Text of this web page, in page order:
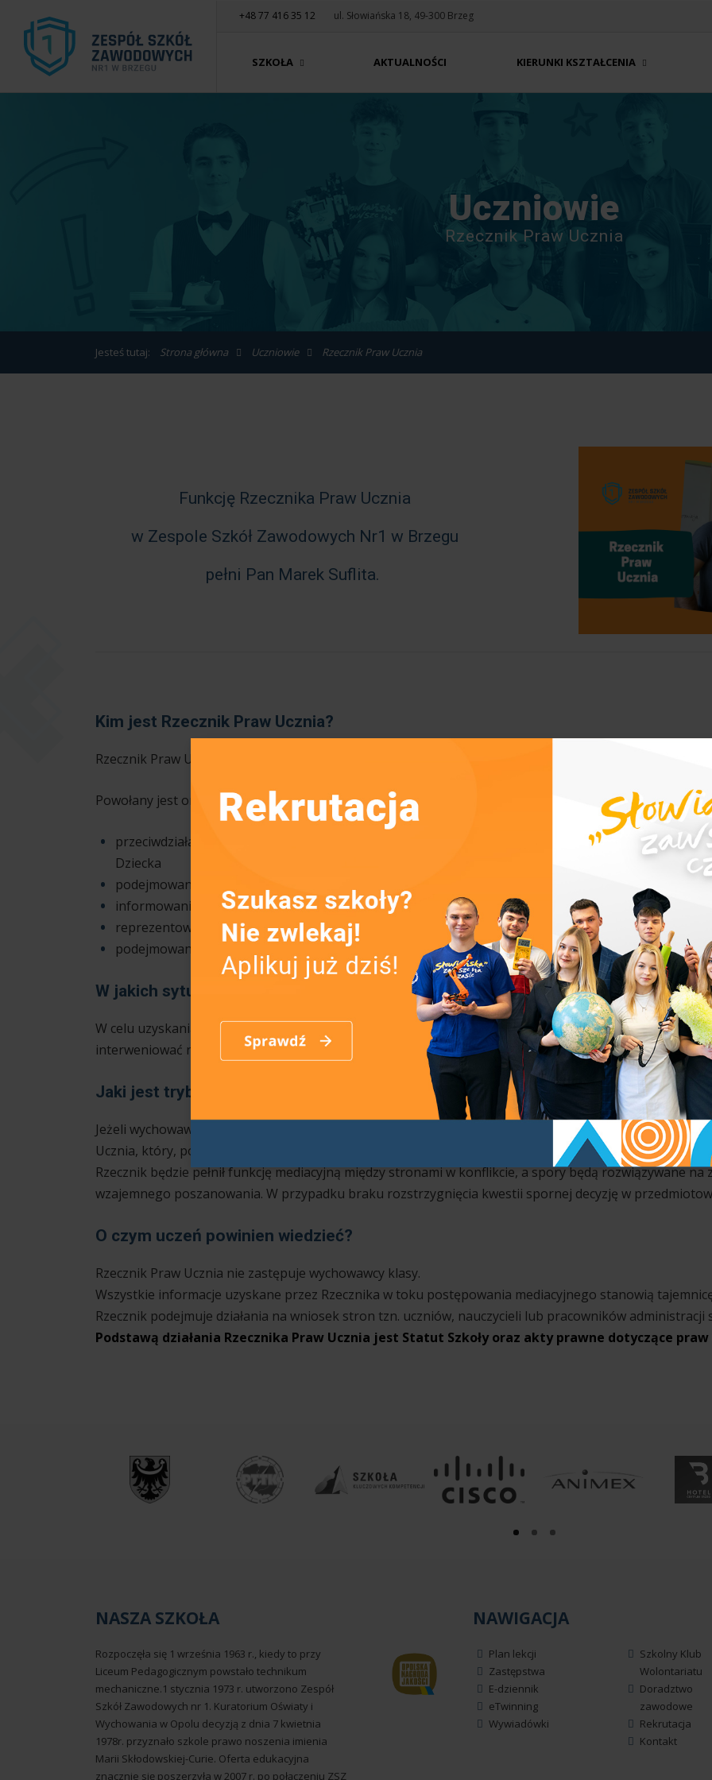
+48 77 416 35 12 ul. Słowiańska 18, 49-300 Brzeg
SZKOŁA AKTUALNOŚCI KIERUNKI KSZTAŁCENIA
Uczniowie
Rzecznik Praw Ucznia
Jesteś tutaj: Strona główna Uczniowie Rzecznik Praw Ucznia
Funkcję Rzecznika Praw Ucznia
w Zespole Szkół Zawodowych Nr1 w Brzegu
pełni Pan Marek Suflita.
Kim jest Rzecznik Praw Ucznia?
Rzecznik Praw Ucznia to nauczyciel obdarzony zaufaniem i wybrany przez społeczność uczniowską w
Powołany jest on do:
przeciwdziałania łamaniu praw ucznia określonych w Statucie Szkoły oraz praw dziecka zawartych
Dziecka
podejmowania działań na rzecz zapewnienia uczniom warunków do harmonijnego rozwoju oraz
informowania uczniów o przysługujących im prawach i sposobie ich dochodzenia
reprezentowania interesów uczniów przed Radą Pedagogiczną oraz Dyrekcją szkoły
podejmowania interwencji w razie naruszenia podstawowych praw ucznia oraz rozwiązywania
W jakich sytuacjach należy zwrócić się do Rzecznika Praw Ucznia?
W celu uzyskania porady bądź wyjaśnienia, a także z prośbą o pomoc w prawach problematycznych,
interweniować nie tylko w przypadku indywidualnego ucznia, ale także całego zespołu – grupy uczniów,
Jaki jest tryb postępowania w sytuacjach problemowych?
Jeżeli wychowawca klasy nie interweniuje w zgłoszonej sprawie lub jego starania nie są skuteczne,
Ucznia, który, po dokładnym zapoznaniu się z problemem i opiniami zainteresowanych stron, będzie
Rzecznik będzie pełnił funkcję mediacyjną między stronami w konflikcie, a spory będą rozwiązywane
wzajemnego poszanowania. W przypadku braku rozstrzygnięcia kwestii spornej decyzję w
O czym uczeń powinien wiedzieć?
Rzecznik Praw Ucznia nie zastępuje wychowawcy klasy.
Wszystkie informacje uzyskane przez Rzecznika w toku postępowania mediacyjnego stanowią
Rzecznik podejmuje działania na wniosek stron tzn. uczniów, nauczycieli lub pracowników administracji
Podstawą działania Rzecznika Praw Ucznia jest Statut Szkoły oraz akty prawne dotyczące praw
NASZA SZKOŁA
Rozpoczęła się 1 września 1963 r., kiedy to przy
Liceum Pedagogicznym powstało technikum
mechaniczne.1 stycznia 1973 r. utworzono Zespół
Szkół Zawodowych nr 1. Kuratorium Oświaty i
Wychowania w Opolu decyzją z dnia 7 kwietnia
1978r. przyznało szkole prawo noszenia imienia
Marii Skłodowskiej-Curie. Oferta edukacyjna
znacznie się poszerzyła w 2007 r. po połączeniu ZSZ
NAWIGACJA
Plan lekcji
Zastępstwa
E-dziennik
eTwinning
Wywiadówki
Szkolny Klub
Wolontariatu
Doradztwo
zawodowe
Rekrutacja
Kontakt